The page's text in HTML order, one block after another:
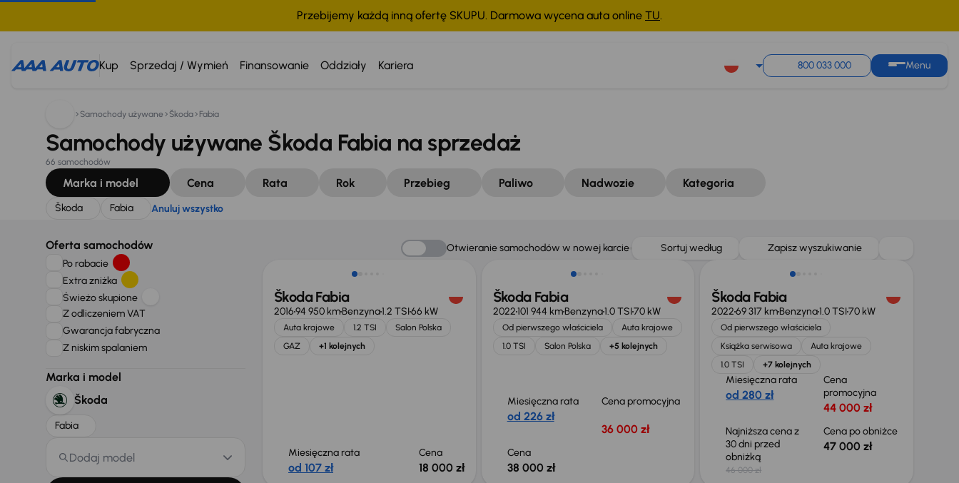
Przebijemy każdą inną ofertę SKUPU. Darmowa wycena auta online TU.
Kup Sprzedaj / Wymień Finansowanie Oddziały Kariera 800 033 000 Menu
Szukam: Anuluj wszystko
Samochody używane Škoda Fabia
Samochody używane Škoda Fabia na sprzedaż
66 samochodów
Marka i model Cena Rata Rok Przebieg Paliwo Nadwozie Kategoria
Škoda Fabia Anuluj wszystko
Oferta samochodów
Po rabacie
Extra zniżka
Świeżo skupione
Z odliczeniem VAT
Gwarancja fabryczna
Z niskim spalaniem
Marka i model
Škoda
Fabia
Dodaj model
Otwieranie samochodów w nowej karcie Sortuj według Zapisz wyszukiwanie
Škoda Fabia
201694 950 kmBenzyna1.2 TSI66 kW
Auta krajowe 1.2 TSI
Salon Polska
GAZ
+1 kolejnych
Miesięczna rata
od 107 zł
Cena
18 000 zł
Świeżo skupione
Škoda Fabia
2022101 944 kmBenzyna1.0 TSI70 kW
Od pierwszego właściciela
Auta krajowe
1.0 TSI
Salon Polska +5 kolejnych
Miesięczna rata
od 226 zł
Cena promocyjna
36 000 zł
Cena
38 000 zł
Możliwość odliczenia VAT
Škoda Fabia
202269 317 kmBenzyna1.0 TSI70 kW
Od pierwszego właściciela
Książka serwisowa
Auta krajowe
1.0 TSI
+7 kolejnych
Miesięczna rata
od 280 zł
Cena
promocyjna
44 000 zł
Najniższa cena z
30 dni przed
obniżką
46 000 zł
Cena po obniżce
47 000 zł
Możliwość odliczenia VAT Od nowego taniej o 15 700 zł